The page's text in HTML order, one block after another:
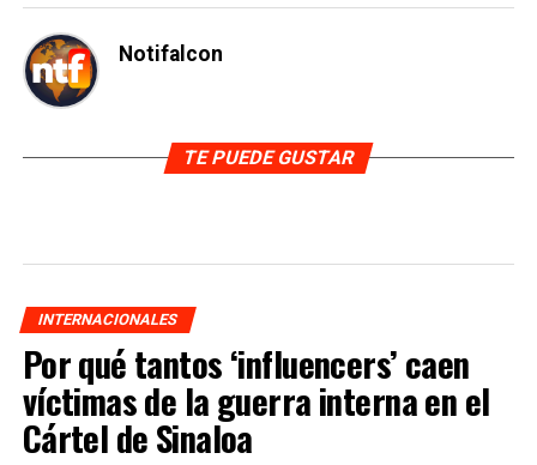
Notifalcon
TE PUEDE GUSTAR
INTERNACIONALES
Por qué tantos ‘influencers’ caen
víctimas de la guerra interna en el
Cártel de Sinaloa